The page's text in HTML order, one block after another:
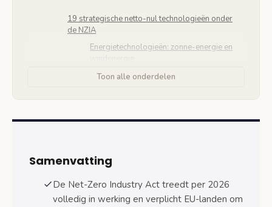
19 strategische netto-nul technologieën onder
de NZIA
Energietechnologieën: zonne-energie en
Gebouwde omgeving: warmtepompen en
40% productiedoel en Europese technologische
Productiecapaciteitsdoelstellingen per
technologiesector
Toon alle onderdelen
Samenvatting
De Net-Zero Industry Act treedt per 2026
volledig in werking en verplicht EU-landen om